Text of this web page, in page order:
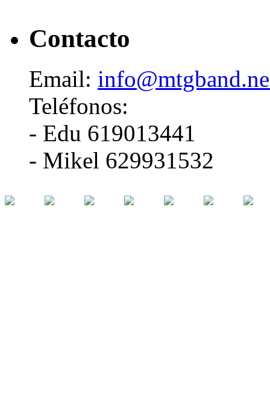
Contacto
Email:
Teléfonos:
- Edu 619013441
- Mikel 629931532